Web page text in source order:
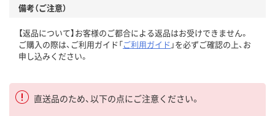
備考（ご注意）
【返品について】お客様のご都合による返品はお受けできません。
ご購入の際は、ご利用ガイド「ご利用ガイド 」を必ずご確認の上、お
申し込みください。
直送品のため、以下の点にご注意ください。